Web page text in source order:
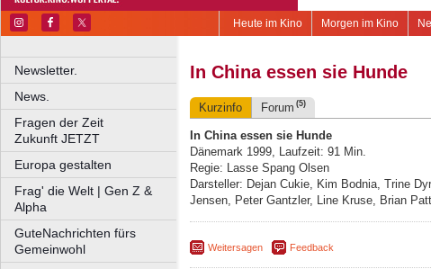
Morgen im Kino
Heute im Kino
Newsletter.
News.
Fragen der Zeit
Zukunft JETZT
Europa gestalten
Frag' die Welt | Gen Z &
Alpha
GuteNachrichten fürs
Gemeinwohl
In China essen sie Hunde
Kurzinfo Forum (5)
In China essen sie Hunde
Dänemark 1999, Laufzeit: 91 Min.
Regie: Lasse Spang Olsen
Darsteller: Dejan Cukie, Kim Bodnia, Trine
Jensen, Peter Gantzler, Line Kruse, Brian
Weitersagen Feedback